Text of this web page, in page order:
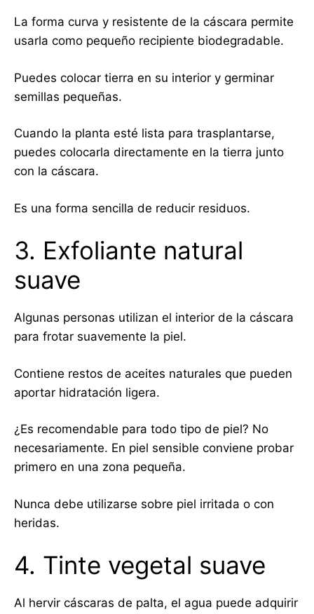
La forma curva y resistente de la cáscara permite
usarla como pequeño recipiente biodegradable.
Puedes colocar tierra en su interior y germinar
semillas pequeñas.
Cuando la planta esté lista para trasplantarse,
puedes colocarla directamente en la tierra junto
con la cáscara.
Es una forma sencilla de reducir residuos.
3. Exfoliante natural
suave
Algunas personas utilizan el interior de la cáscara
para frotar suavemente la piel.
Contiene restos de aceites naturales que pueden
aportar hidratación ligera.
¿Es recomendable para todo tipo de piel? No
necesariamente. En piel sensible conviene probar
primero en una zona pequeña.
Nunca debe utilizarse sobre piel irritada o con
heridas.
4. Tinte vegetal suave
Al hervir cáscaras de palta, el agua puede adquirir